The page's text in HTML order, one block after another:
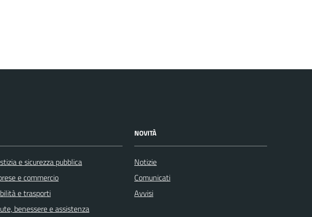
e sicurezza pubblica
e commercio
e trasporti
benessere e assistenza
NOVITÀ
Notizie
Comunicati
Avvisi